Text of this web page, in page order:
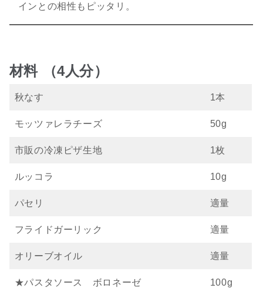
インとの相性もピッタリ。
材料 （4人分）
秋なす 1本
モッツァレラチーズ 50g
市販の冷凍ピザ生地 1枚
ルッコラ 10g
パセリ 適量
フライドガーリック 適量
オリーブオイル 適量
★パスタソース ボロネーゼ 100g